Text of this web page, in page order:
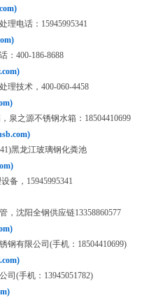
理电话：15945995341
：400-186-8688
理技术，400-060-4458
泉之源不锈钢水箱：18504410699
黑龙江玻璃钢化粪池
备，15945995341
，沈阳全钢供应链13358860577
钢有限公司(手机：18504410699)
司(手机：13945051782)